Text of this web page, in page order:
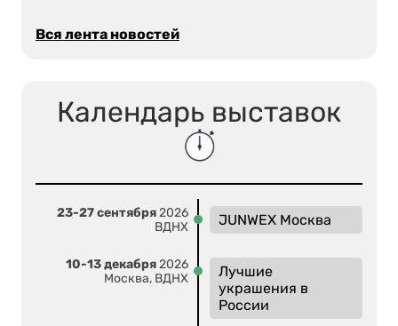
Вся лента новостей
Календарь выставок
23-27 сентября2026
ВДНХ
JUNWEX Москва
10-13 декабря2026
Москва, ВДНХ
Лучшие
украшения в
России